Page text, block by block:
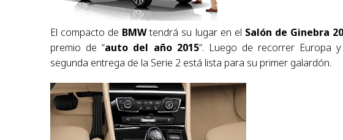
El compacto de BMWtendrá su lugar en el Salón de Ginebra
premio de “auto del año 2015“. Luego de recorrer Europa
segunda entrega de la Serie 2 está lista para su primer galardón.